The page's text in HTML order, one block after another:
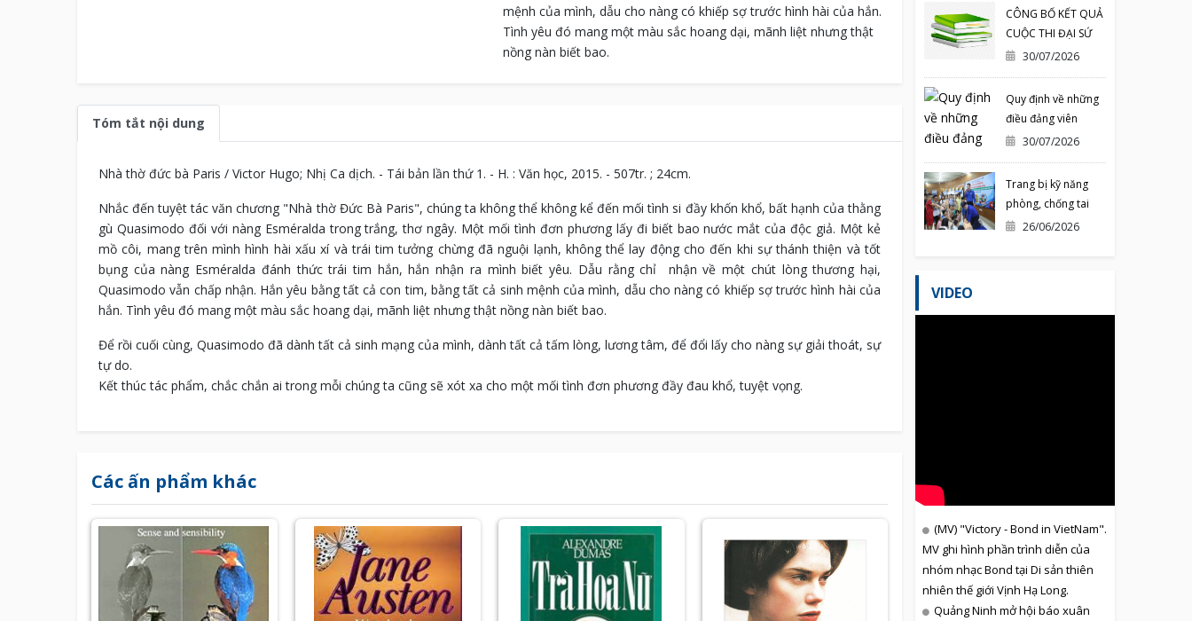
mệnh của mình, dẫu cho nàng có khiếp sợ trước hình hài của hắn.
Tình yêu đó mang một màu sắc hoang dại, mãnh liệt nhưng thật
nồng nàn biết bao.
Tóm tắt nội dung
Nhà thờ đức bà Paris / Victor Hugo; Nhị Ca dịch. - Tái bản lần thứ 1. - H. : Văn học, 2015. - 507tr. ; 24cm.
Nhắc đến tuyệt tác văn chương "Nhà thờ Đức Bà Paris", chúng ta không thể không kể đến mối tình si đầy khốn khổ, bất hạnh của thằng
gù Quasimodo đối với nàng Esméralda trong trắng, thơ ngây. Một mối tình đơn phương lấy đi biết bao nước mắt của độc giả. Một kẻ
mồ côi, mang trên mình hình hài xấu xí và trái tim tưởng chừng đã nguội lạnh, không thể lay động cho đến khi sự thánh thiện và tốt
bụng của nàng Esméralda đánh thức trái tim hắn, hắn nhận ra mình biết yêu. Dẫu rằng chỉ nhận về một chút lòng thương hại,
Quasimodo vẫn chấp nhận. Hắn yêu bằng tất cả con tim, bằng tất cả sinh mệnh của mình, dẫu cho nàng có khiếp sợ trước hình hài của
hắn. Tình yêu đó mang một màu sắc hoang dại, mãnh liệt nhưng thật nồng nàn biết bao.
Để rồi cuối cùng, Quasimodo đã dành tất cả sinh mạng của mình, dành tất cả tấm lòng, lương tâm, để đổi lấy cho nàng sự giải thoát, sự
tự do.
Kết thúc tác phẩm, chắc chắn ai trong mỗi chúng ta cũng sẽ xót xa cho một mối tình đơn phương đầy đau khổ, tuyệt vọng.
Các ấn phẩm khác
CÔNG BỐ KẾT QUẢ
CUỘC THI ĐẠI SỨ
VĂN HÓA ĐỌC
NĂM 2026
30/07/2026
Quy định về những
điều đảng viên
không được làm
30/07/2026
Trang bị kỹ năng
phòng, chống tai
nạn mùa hè cho
26/06/2026
VIDEO
(MV) "Victory - Bond in VietNam".
MV ghi hình phần trình diễn của
nhóm nhạc Bond tại Di sản thiên
nhiên thế giới Vịnh Hạ Long.
Quảng Ninh mở hội báo xuân